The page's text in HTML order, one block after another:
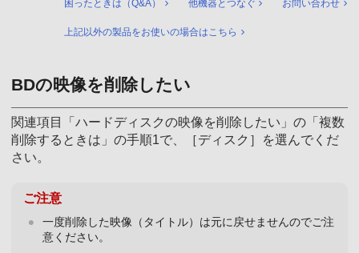
困ったときは（Q&A） 他機器とつなぐ お問い合わせ
上記以外の製品をお使いの場合はこちら
BDの映像を削除したい
関連項目「ハードディスクの映像を削除したい」の「複数
削除するときは」の手順1で、［ディスク］を選んでくだ
さい。
ご注意
一度削除した映像（タイトル）は元に戻せませんのでご注
意ください。